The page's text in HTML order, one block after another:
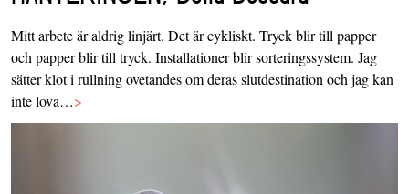
Mitt arbete är aldrig linjärt. Det är cykliskt. Tryck blir till papper
och papper blir till tryck. Installationer blir sorteringssystem. Jag
sätter klot i rullning ovetandes om deras slutdestination och jag kan
inte lova…>